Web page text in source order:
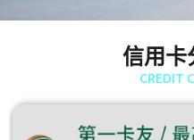
信用卡
CREDIT